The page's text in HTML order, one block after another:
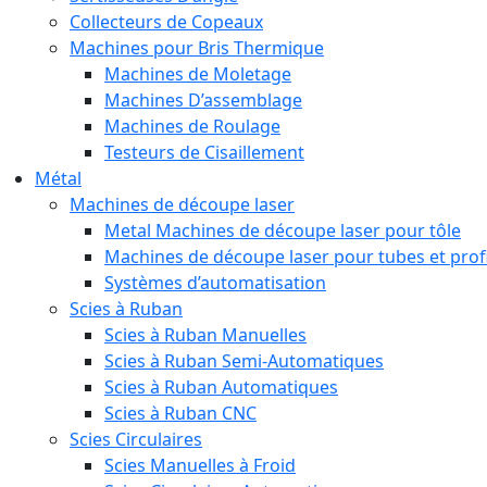
Collecteurs de Copeaux
Machines pour Bris Thermique
Machines de Moletage
Machines D’assemblage
Machines de Roulage
Testeurs de Cisaillement
Métal
Machines de découpe laser
Metal Machines de découpe laser pour tôle
Machines de découpe laser pour tubes et
Systèmes d’automatisation
Scies à Ruban
Scies à Ruban Manuelles
Scies à Ruban Semi-Automatiques
Scies à Ruban Automatiques
Scies à Ruban CNC
Scies Circulaires
Scies Manuelles à Froid